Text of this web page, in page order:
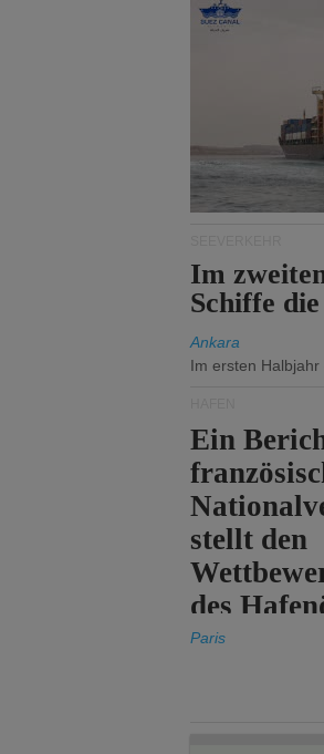
Im
Schiffe
Ankara
Im ersten
Ein
stellt den
des
des
Paris